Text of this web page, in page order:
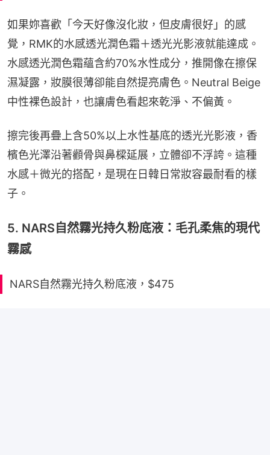
如果妳喜歡「今天好像沒化妝，但皮膚很好」的感
覺，RMK的水感透光潤色霜＋透光光影液就能達成。
水感透光潤色霜蘊含約70%水性成分，推開像在擦保
濕凝露，妝膜很薄卻能自然提亮膚色。Neutral Beige
中性裸色設計，也讓膚色看起來乾淨、不偏黃。
擦完後再疊上含50%以上水性基底的透光光影液，香
檳色光澤沿著顴骨與鼻樑延展，立體卻不浮誇。這種
水感＋微光的搭配，是現在日韓日常妝容最耐看的樣
子。
5. NARS自然霧光持久粉底液：毛孔柔焦的現代
霧感
NARS自然霧光持久粉底液，$475